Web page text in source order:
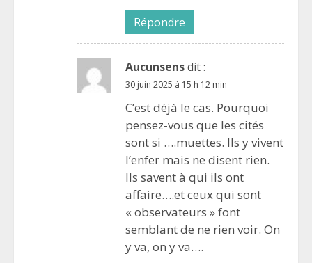
Répondre
Aucunsensdit :
30 juin 2025 à 15 h 12 min
C’est déjà le cas. Pourquoi
pensez-vous que les cités
sont si ….muettes. Ils y vivent
l’enfer mais ne disent rien.
Ils savent à qui ils ont
affaire….et ceux qui sont
« observateurs » font
semblant de ne rien voir. On
y va, on y va….